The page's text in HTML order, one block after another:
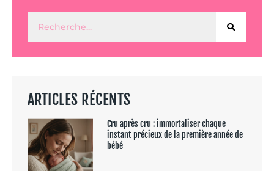
ARTICLES RÉCENTS
Cru après cru : immortaliser chaque
instant précieux de la première année de
bébé